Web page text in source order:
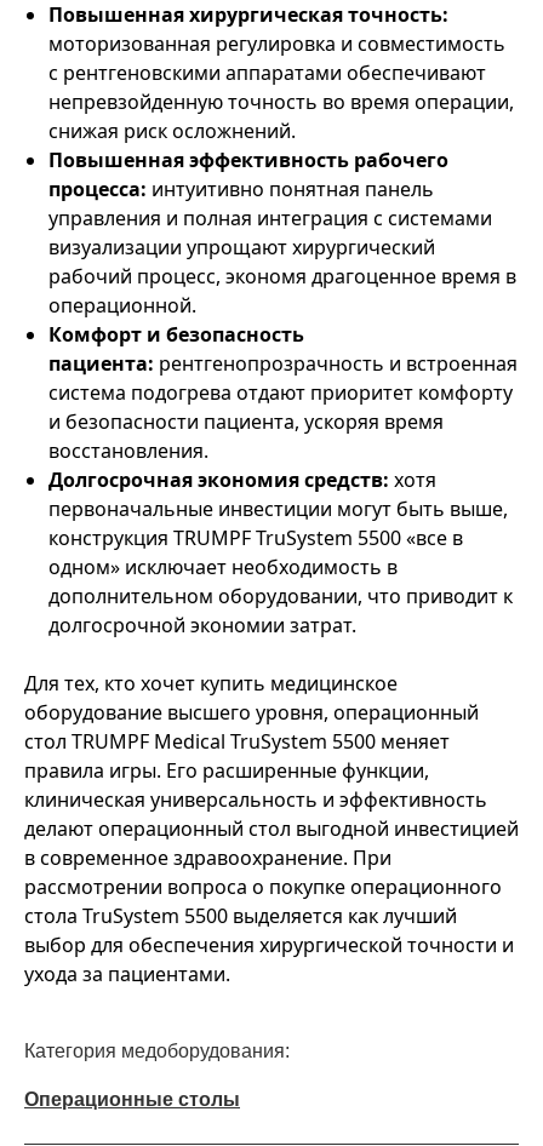
Категория медоборудования:
Операционные столы
Повышенная хирургическая точность:
моторизованная регулировка и совместимость
с рентгеновскими аппаратами обеспечивают
непревзойденную точность во время операции,
снижая риск осложнений.
Повышенная эффективность рабочего
процесса: интуитивно понятная панель
управления и полная интеграция с системами
визуализации упрощают хирургический
рабочий процесс, экономя драгоценное время в
операционной.
Комфорт и безопасность
пациента: рентгенопрозрачность и встроенная
система подогрева отдают приоритет комфорту
и безопасности пациента, ускоряя время
восстановления.
Долгосрочная экономия средств: хотя
первоначальные инвестиции могут быть выше,
конструкция TRUMPF TruSystem 5500 «все в
одном» исключает необходимость в
дополнительном оборудовании, что приводит к
долгосрочной экономии затрат.
Для тех, кто хочет купить медицинское
оборудование высшего уровня, операционный
стол TRUMPF Medical TruSystem 5500 меняет
правила игры. Его расширенные функции,
клиническая универсальность и эффективность
делают операционный стол выгодной инвестицией
в современное здравоохранение. При
рассмотрении вопроса о покупке операционного
стола TruSystem 5500 выделяется как лучший
выбор для обеспечения хирургической точности и
ухода за пациентами.